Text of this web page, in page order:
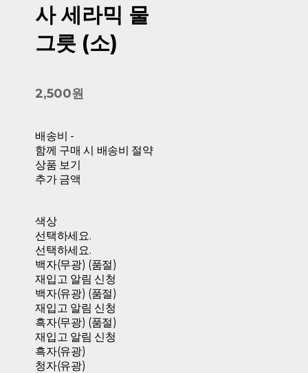
사 세라믹 물
그릇 (소)
2,500원
배송비 -
함께 구매 시 배송비 절약
상품 보기
추가 금액
색상
선택하세요.
선택하세요.
백자(무광) (품절)
재입고 알림 신청
백자(유광) (품절)
재입고 알림 신청
흑자(무광) (품절)
재입고 알림 신청
흑자(유광)
청자(유광)